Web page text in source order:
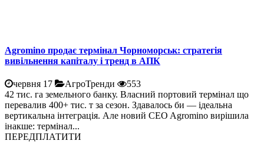
Agromino продає термінал Чорноморськ: стратегія
вивільнення капіталу і тренд в АПК
червня 17 АгроТренди
553
42 тис. га земельного банку. Власний портовий термінал що
перевалив 400+ тис. т за сезон. Здавалось би — ідеальна
вертикальна інтеграція. Але новий CEO Agromino вирішила
інакше: термінал...
ПЕРЕДПЛАТИТИ